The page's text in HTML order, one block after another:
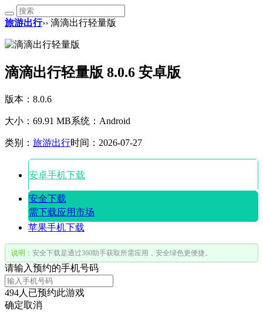
旅游出行›› 滴滴出行轻量版
滴滴出行轻量版 8.0.6 安卓版
版本：8.0.6
大小：69.91 MB系统：Android
类别： 旅游出行时间：2026-07-27
安卓手机下载
安全下载
需下载应用市场
苹果手机下载
说明： 安全下载是通过360助手获取所需应用，安全绿色更便捷。
请输入预约的手机号码
494人已预约此游戏
确定取消